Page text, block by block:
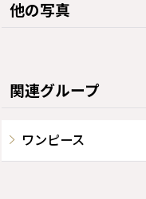
他の写真
関連グループ
ワンピース